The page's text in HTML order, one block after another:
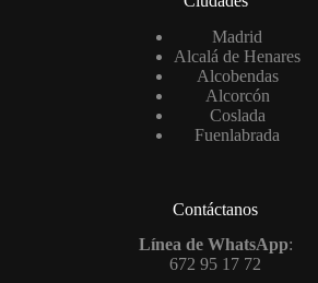
Madrid
Alcalá de Henares
Alcobendas
Alcorcón
Coslada
Fuenlabrada
Contáctanos
Línea de WhatsApp:
672 95 17 72